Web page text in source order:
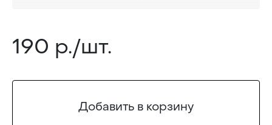
190 р./шт.
Добавить в корзину